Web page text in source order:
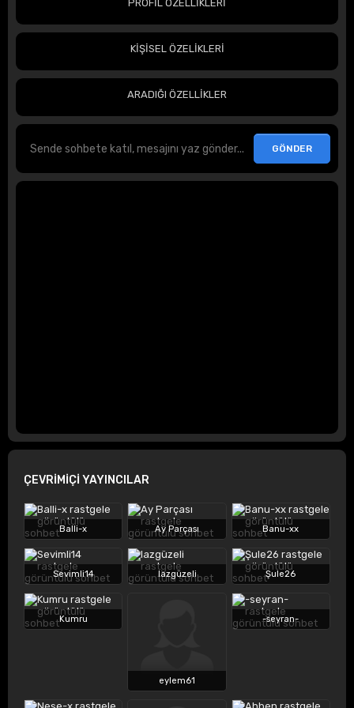
PROFİL ÖZELLİKLERİ
KİŞİSEL ÖZELİKLERİ
ARADIĞI ÖZELLİKLER
ÇEVRİMİÇİ YAYINCILAR
Balli-x Ay Parçası Banu-xx
Sevimli14 lazgüzeli Şule26
Kumru
eylem61
-seyran-